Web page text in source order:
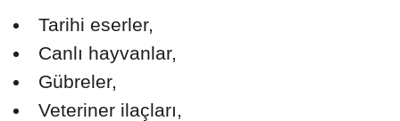
Tarihi eserler,
Canlı hayvanlar,
Gübreler,
Veteriner ilaçları,